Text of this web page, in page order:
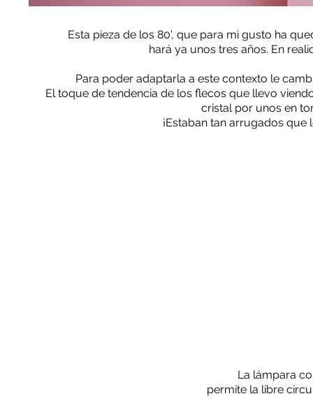
Esta pieza de los 80', que para mi gusto ha
hará ya unos tres años. En
Para poder adaptarla a este contexto le
El toque de tendencia de los flecos que llevo
cristal por unos en
¡Estaban tan arrugados
La lámpara
permite la libre